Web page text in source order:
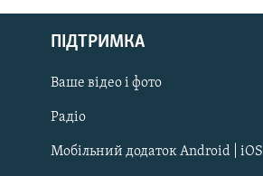
Русский
Qırımtatar
ДОЛУЧАЙСЯ!
ПІДТРИМКА
Ваше відео і фото
Радіо
Мобільний додаток Android | iOS